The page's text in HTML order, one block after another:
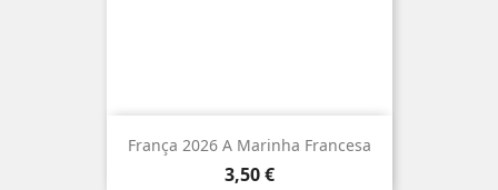
França 2026 A Marinha Francesa
Preço
3,50 €